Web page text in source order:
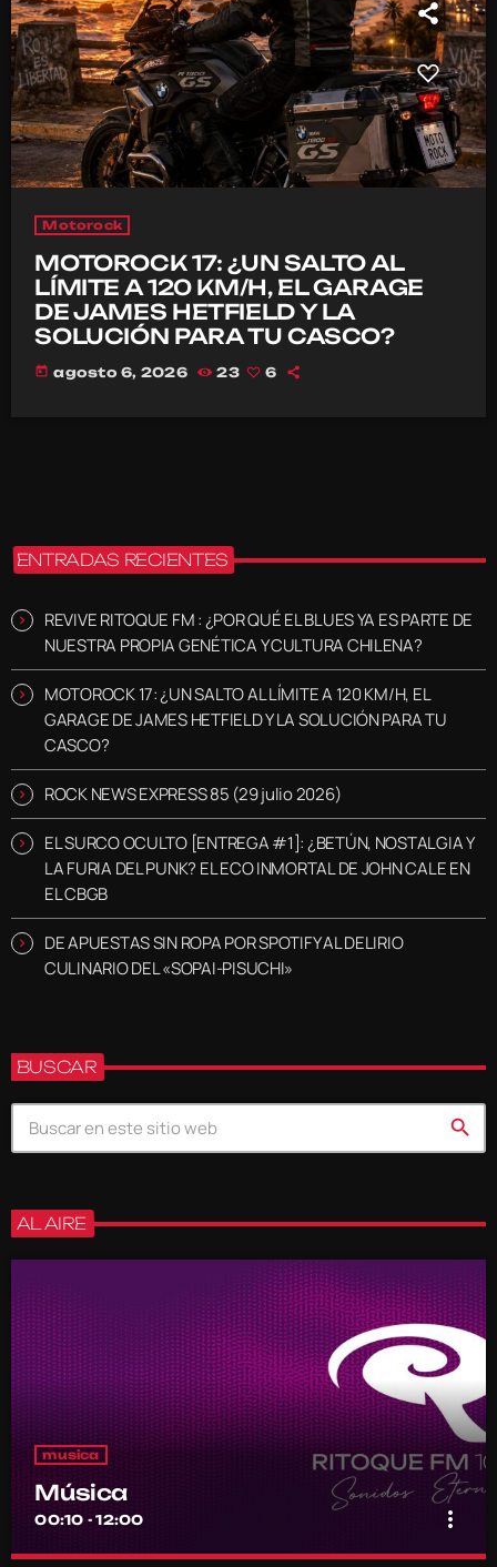
Motorock
MOTOROCK 17: ¿UN SALTO AL
LÍMITE A 120 KM/H, EL GARAGE
DE JAMES HETFIELD Y LA
SOLUCIÓN PARA TU CASCO?
today agosto 6, 2026 23 6
ENTRADAS RECIENTES
REVIVE RITOQUE FM : ¿POR QUÉ EL BLUES YA ES PARTE DE
NUESTRA PROPIA GENÉTICA Y CULTURA CHILENA?
MOTOROCK 17: ¿UN SALTO AL LÍMITE A 120 KM/H, EL
GARAGE DE JAMES HETFIELD Y LA SOLUCIÓN PARA TU
CASCO?
ROCK NEWS EXPRESS 85 (29 julio 2026)
EL SURCO OCULTO [ENTREGA #1]: ¿BETÚN, NOSTALGIA Y
LA FURIA DEL PUNK? EL ECO INMORTAL DE JOHN CALE EN
EL CBGB
DE APUESTAS SIN ROPA POR SPOTIFY AL DELIRIO
CULINARIO DEL «SOPAI-PISUCHI»
BUSCAR
search
AL AIRE
musica
Música
00:10 - 12:00 more_vert